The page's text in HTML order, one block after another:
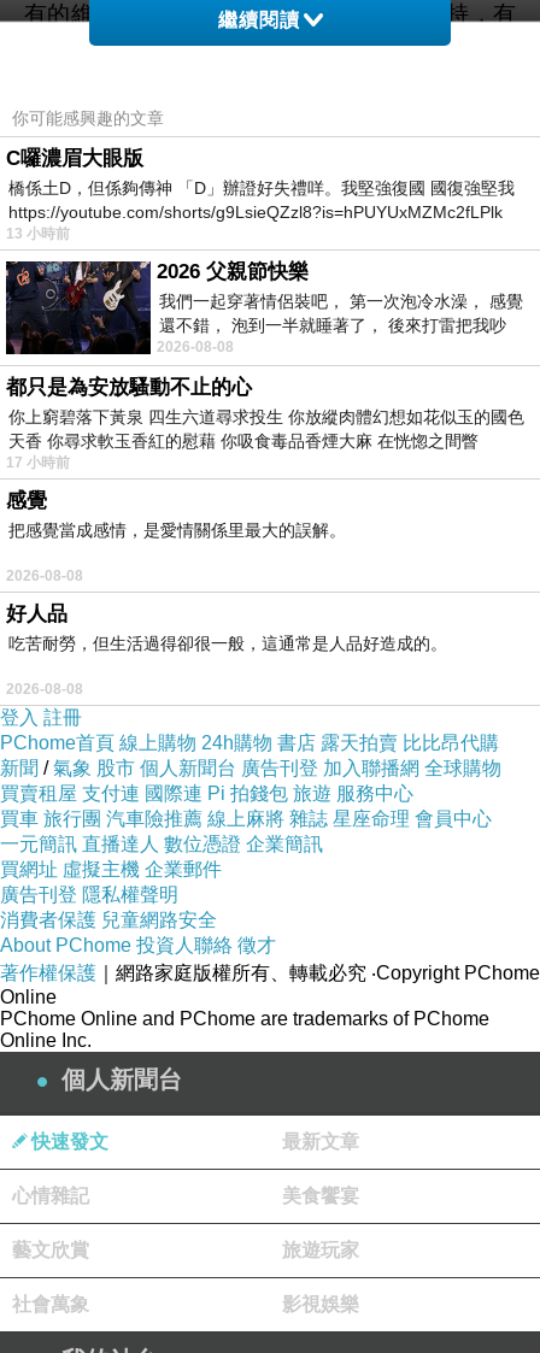
有的維生素與礦物質，不僅給我們營養支持，有
些還能加強身體新陳代謝，這些維生素與礦物質
能加強減肥效果，現在就告訴你「5種能夠幫助
減重的礦物質」。
1-鐵
是否覺得身體常出現疲倦感呢？有可能你身體缺
少了「鐵」，鐵是輸送身體氧氣的礦物質，如果
缺少容易出現貧血等症狀，也因為細胞無法獲得
足夠氧氣，導致身體沒勁，運動起來也效果也不
佳，減重效果當然也會不好。人一天至少要攝取
10-15毫克鐵，基本上從牛肉、瘦肉裡的蛋白質
都能攝取到，另外波菜、牡蠣、大豆、淡菜等都
2-鈣
平常成年人一天要攝取約1000毫克的鈣質，關乎
於我們的骨骼還有肌肉纖維的成長，能夠幫助我
們保持骨質密度，避免骨質疏鬆，這是我們一般
對鈣質的認知。其實鈣質也能調整血壓，並且幫
助身體減重增加肌肉量，從低脂的乳製品跟蛋白
質都能攝取到。
3-鉻
跟鈣還有鐵一樣，鉻可以幫助身體維持體重，更
是扮演代謝糖分的重要角色，鉻可以提升胰島素
來穩定血糖，假如今天攝取鉻太少，胰島素的功
能就會被影響，血糖波動就會比較大，因此鉻可
以避免我們產生暴飲暴食的狀況。生活中能從糖
蜜、蛋黃、肝臟、硬奶酪、牛肉、全麥麵包等都
能攝取到鉻。
4-鋅
繼續閱讀
你可能感興趣的文章
C囉濃眉大眼版
橋係土D，但係夠傳神 「D」辦證好失禮咩。我堅強復國 國復強堅我
https://youtube.com/shorts/g9LsieQZzl8?is=hPUYUxMZMc2fLPlk
13 小時前
2026 父親節快樂
我們一起穿著情侶裝吧， 第一次泡冷水澡， 感覺
還不錯， 泡到一半就睡著了， 後來打雷把我吵
醒， 手
2026-08-08
都只是為安放騷動不止的心
你上窮碧落下黃泉 四生六道尋求投生 你放縱肉體幻想如花似玉的國色
天香 你尋求軟玉香紅的慰藉 你吸食毒品香煙大麻 在恍惚之間瞥
17 小時前
感覺
把感覺當成感情，是愛情關係里最大的誤解。
2026-08-08
好人品
吃苦耐勞，但生活過得卻很一般，這通常是人品好造成的。
2026-08-08
登入 註冊
PChome首頁 線上購物 24h購物 書店 露天拍賣 比比昂代購
新聞 /氣象 股市 個人新聞台 廣告刊登 加入聯播網 全球購物
買賣租屋 支付連 國際連 Pi 拍錢包 旅遊 服務中心
買車 旅行團 汽車險推薦 線上麻將 雜誌 星座命理 會員中心
一元簡訊 直播達人 數位憑證 企業簡訊
買網址 虛擬主機 企業郵件
廣告刊登 隱私權聲明
消費者保護 兒童網路安全
About PChome 投資人聯絡 徵才
著作權保護 ｜網路家庭版權所有、轉載必究 ‧Copyright PChome
Online
PChome Online and PChome are trademarks of PChome
Online Inc.
個人新聞台
快速發文 最新文章
心情雜記 美食饗宴
藝文欣賞 旅遊玩家
社會萬象 影視娛樂